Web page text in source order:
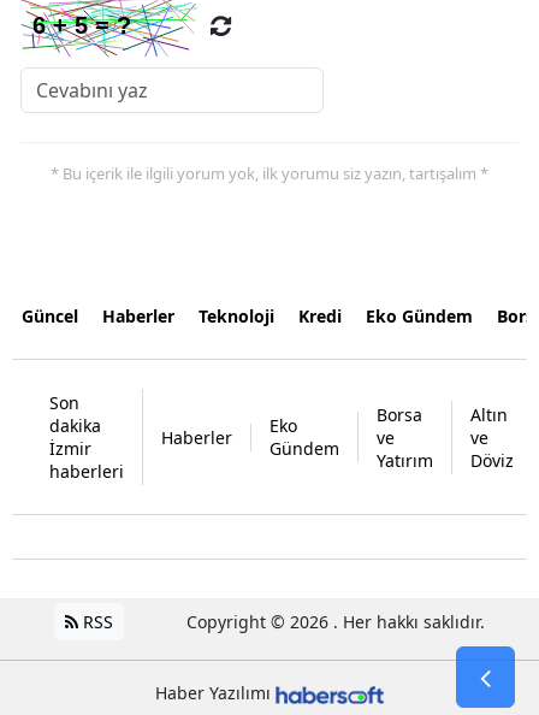
* Bu içerik ile ilgili yorum yok, ilk yorumu siz yazın, tartışalım *
Güncel Haberler Teknoloji Kredi Eko Gündem
Son
dakika
İzmir
haberleri
Haberler
Eko
Gündem
Borsa
ve
Yatırım
Altın
ve
Döviz
RSS Copyright © 2026 . Her hakkı saklıdır.
Haber Yazılımı